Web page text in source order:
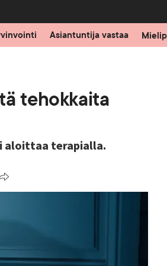
Asiantuntija vastaa
tehokkaita
aloittaa terapialla.